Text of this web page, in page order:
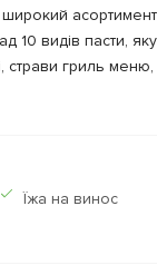
10 видів пасти,
страви гриль
Їжа на винос